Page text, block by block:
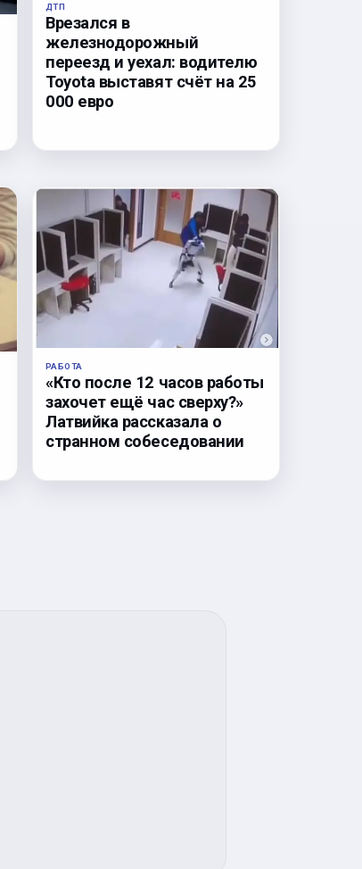
ДТП
Врезался в
железнодорожный
переезд и уехал: водителю
Toyota выставят счёт на 25
000 евро
РАБОТА
«Кто после 12 часов работы
захочет ещё час сверху?»
Латвийка рассказала о
странном собеседовании